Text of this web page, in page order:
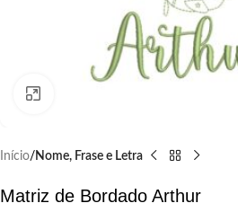
Início Nome, Frase e Letra
Matriz de Bordado Arthur